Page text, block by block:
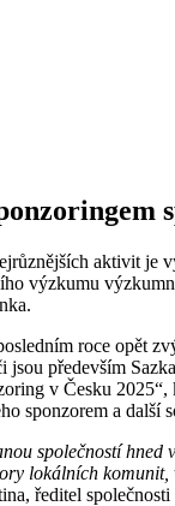
aktivit
výzkumu
roce opět
především
v Česku
sponzorem a další
společností
lokálních
ředitel